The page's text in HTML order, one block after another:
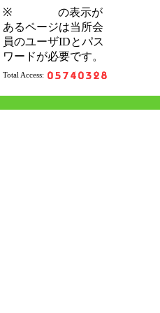
※
の表示が
あるページは当所会
員のユーザIDとパス
ワードが必要です。
Total Access: